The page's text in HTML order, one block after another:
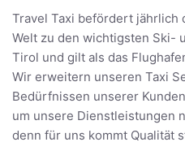
Travel Taxi befördert jährlich
Welt zu den wichtigsten Ski-
Tirol und gilt als das
Wir erweitern unseren Taxi
Bedürfnissen unserer
um unsere Dienstleistungen
denn für uns kommt Qualität